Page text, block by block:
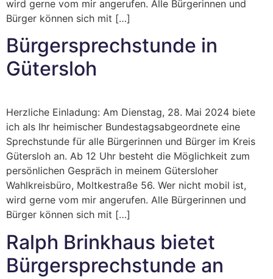
wird gerne vom mir angerufen. Alle Bürgerinnen und
Bürger können sich mit […]
Bürgersprechstunde in
Gütersloh
Herzliche Einladung: Am Dienstag, 28. Mai 2024 biete
ich als Ihr heimischer Bundestagsabgeordnete eine
Sprechstunde für alle Bürgerinnen und Bürger im Kreis
Gütersloh an. Ab 12 Uhr besteht die Möglichkeit zum
persönlichen Gespräch in meinem Gütersloher
Wahlkreisbüro, Moltkestraße 56. Wer nicht mobil ist,
wird gerne vom mir angerufen. Alle Bürgerinnen und
Bürger können sich mit […]
Ralph Brinkhaus bietet
Bürgersprechstunde an